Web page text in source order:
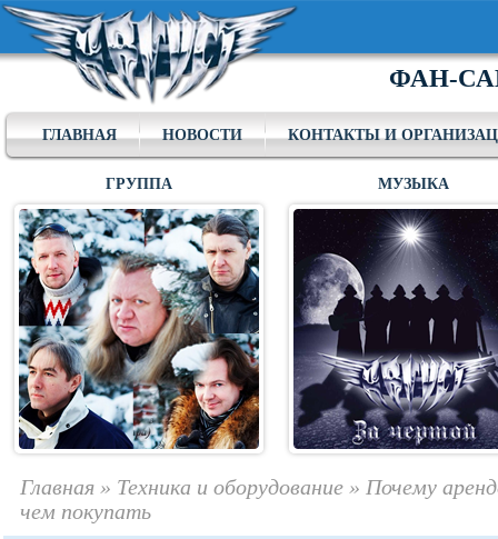
ФАН-
ГЛАВНАЯ НОВОСТИ КОНТАКТЫ И
ГРУППА МУЗЫКА
Главная » Техника и оборудование » Почему
чем покупать